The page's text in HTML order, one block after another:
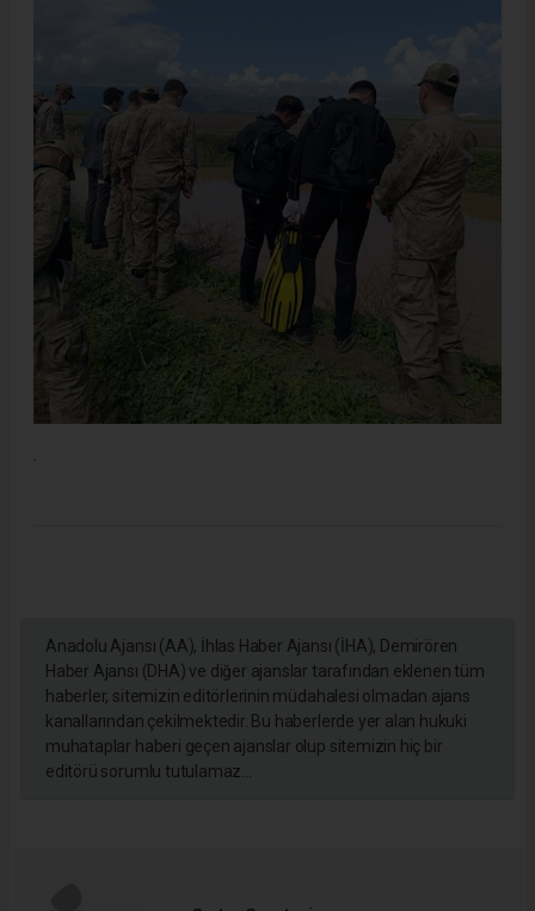
.
Anadolu Ajansı (AA), İhlas Haber Ajansı (İHA), Demirören
Haber Ajansı (DHA) ve diğer ajanslar tarafından eklenen tüm
haberler, sitemizin editörlerinin müdahalesi olmadan ajans
kanallarından çekilmektedir. Bu haberlerde yer alan hukuki
muhataplar haberi geçen ajanslar olup sitemizin hiç bir
editörü sorumlu tutulamaz...